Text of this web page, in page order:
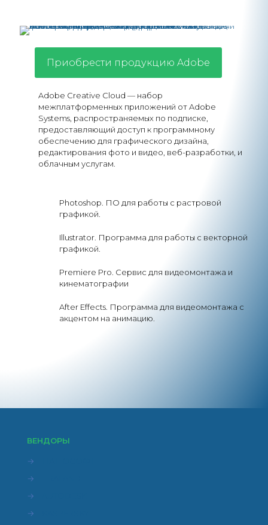
Приобрести продукцию Adobe
Adobe Creative Cloud — набор
межплатформенных приложений от Adobe
Systems, распространяемых по подписке,
предоставляющий доступ к программному
обеспечению для графического дизайна,
редактирования фото и видео, веб-разработки, и
облачным услугам.
Photoshop. ПО для работы с растровой
графикой.
Illustrator. Программа для работы с векторной
графикой.
Premiere Pro. Сервис для видеомонтажа и
кинематографии
After Effects. Программа для видеомонтажа с
акцентом на анимацию.
ВЕНДОРЫ
→
→
→
→